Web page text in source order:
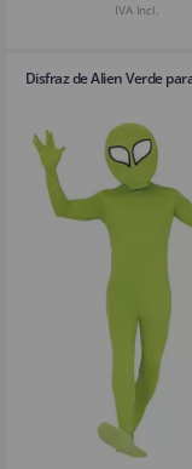
IVA Incl.
Disfraz de Alien Verde